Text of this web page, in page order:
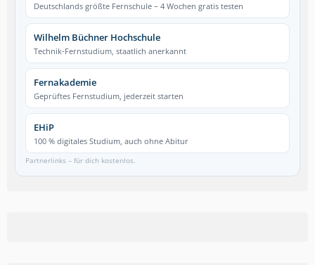
Deutschlands größte Fernschule – 4 Wochen gratis testen
Wilhelm Büchner Hochschule
Technik-Fernstudium, staatlich anerkannt
Fernakademie
Geprüftes Fernstudium, jederzeit starten
EHiP
100 % digitales Studium, auch ohne Abitur
Partnerlinks – für dich kostenlos.